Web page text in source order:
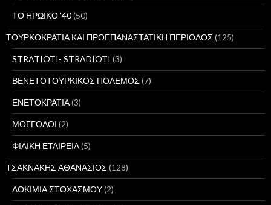
ΤΟ ΗΡΩΙΚΟ '40(50)
ΤΟΥΡΚΟΚΡΑΤΙΑ ΚΑΙ ΠΡΟΕΠΑΝΑΣΤΑΤΙΚΗ ΠΕΡΙΟΔΟΣ (125)
STRATIOTI- STRADIOTI (3)
ΒΕΝΕΤΟΤΟΥΡΚΙΚΟΣ ΠΟΛΕΜΟΣ (7)
ΕΝΕΤΟΚΡΑΤΙΑ(3)
ΜΟΓΓΟΛΟΙ (2)
ΦΙΛΙΚΗ ΕΤΑΙΡΕΙΑ(5)
ΤΣΑΚΝΑΚΗΣ ΑΘΑΝΑΣΙΟΣ (128)
ΔΟΚΙΜΙΑ ΣΤΟΧΑΣΜΟΥ(2)